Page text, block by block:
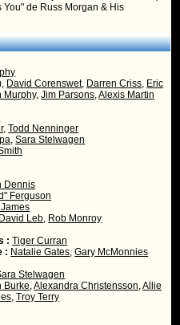
de Russ Morgan & His
, David Corenswet, Darren Criss, Eric
Murphy,Jim Parsons,Alexis Martin
,Todd Nenninger
,Sara Stelwagen
Dennis
Ferguson
David Leb, Rob Monroy
:Tiger Curran
: Natalie Gates,Gary McMonnies
Stelwagen
Burke,Alexandra Christensson,Allie
,Troy Terry